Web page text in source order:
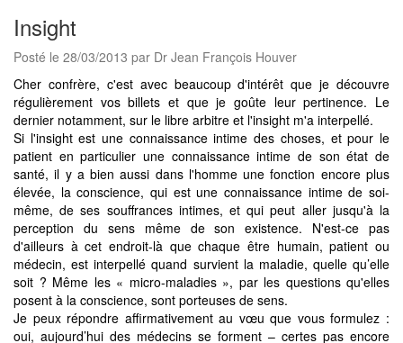
Insight
Posté le 28/03/2013 par Dr Jean François Houver
Cher confrère, c'est avec beaucoup d'intérêt que je découvre
régulièrement vos billets et que je goûte leur pertinence. Le
dernier notamment, sur le libre arbitre et l'insight m'a interpellé.
Si l'insight est une connaissance intime des choses, et pour le
patient en particulier une connaissance intime de son état de
santé, il y a bien aussi dans l'homme une fonction encore plus
élevée, la conscience, qui est une connaissance intime de soi-
même, de ses souffrances intimes, et qui peut aller jusqu'à la
perception du sens même de son existence. N'est-ce pas
d'ailleurs à cet endroit-là que chaque être humain, patient ou
médecin, est interpellé quand survient la maladie, quelle qu’elle
soit ? Même les « micro-maladies », par les questions qu'elles
posent à la conscience, sont porteuses de sens.
Je peux répondre affirmativement au vœu que vous formulez :
oui, aujourd’hui des médecins se forment – certes pas encore